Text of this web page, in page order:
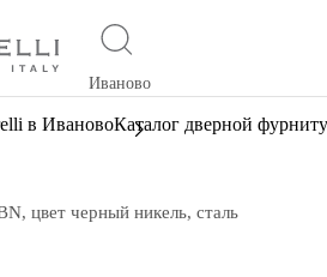
Иваново
в ИвановоКаталог дверной
цвет черный никель, сталь